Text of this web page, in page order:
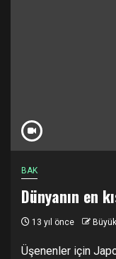
BAK
Dünyanın en
13 yıl önce
Üşenenler için